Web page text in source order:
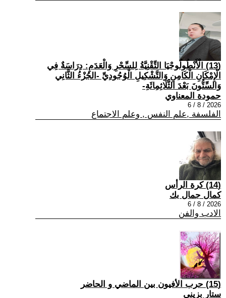
(13) الْأَنْطُولُوجْيَا التِّقْنِيَّةُ لِلسِّحْرِ وَالْعَدَمِ: دِرَاسَةٌ فِي
الْإِمْكَانِ الْكَامِنِ وَالتَّشْكِيلِ الْوُجُودِيِّ -الجُزْءُ الثَّانِي
وَالسِّتُّونَ بَعْدَ الثَّلَاثِمِائَةِ-
حمودة المعناوي
2026 / 8 / 6
الفلسفة ,علم النفس , وعلم الاجتماع
(14) كرة الرأس
كمال جمال بك
2026 / 8 / 6
الادب والفن
(15) حرب الأفيون بين الماضي و الحاضر
ستار بزيني